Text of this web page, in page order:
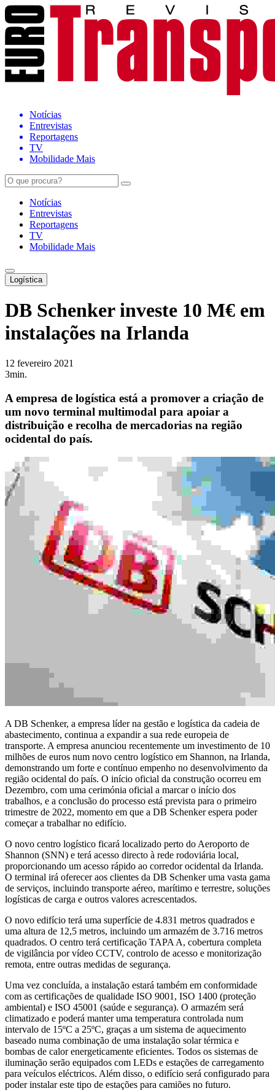
Notícias
Entrevistas
Reportagens
TV
Mobilidade Mais
Notícias
Entrevistas
Reportagens
TV
Mobilidade Mais
Logística
DB Schenker investe 10 M€ em
instalações na Irlanda
12 fevereiro 2021
3min.
A empresa de logística está a promover a criação de
um novo terminal multimodal para apoiar a
distribuição e recolha de mercadorias na região
ocidental do país.
A DB Schenker, a empresa líder na gestão e logística da cadeia de
abastecimento, continua a expandir a sua rede europeia de
transporte. A empresa anunciou recentemente um investimento de 10
milhões de euros num novo centro logístico em Shannon, na Irlanda,
demonstrando um forte e contínuo empenho no desenvolvimento da
região ocidental do país. O início oficial da construção ocorreu em
Dezembro, com uma cerimónia oficial a marcar o início dos
trabalhos, e a conclusão do processo está prevista para o primeiro
trimestre de 2022, momento em que a DB Schenker espera poder
começar a trabalhar no edifício.
O novo centro logístico ficará localizado perto do Aeroporto de
Shannon (SNN) e terá acesso directo à rede rodoviária local,
proporcionando um acesso rápido ao corredor ocidental da Irlanda.
O terminal irá oferecer aos clientes da DB Schenker uma vasta gama
de serviços, incluindo transporte aéreo, marítimo e terrestre, soluções
logísticas de carga e outros valores acrescentados.
O novo edifício terá uma superfície de 4.831 metros quadrados e
uma altura de 12,5 metros, incluindo um armazém de 3.716 metros
quadrados. O centro terá certificação TAPA A, cobertura completa
de vigilância por vídeo CCTV, controlo de acesso e monitorização
remota, entre outras medidas de segurança.
Uma vez concluída, a instalação estará também em conformidade
com as certificações de qualidade ISO 9001, ISO 1400 (proteção
ambiental) e ISO 45001 (saúde e segurança). O armazém será
climatizado e poderá manter uma temperatura controlada num
intervalo de 15ºC a 25ºC, graças a um sistema de aquecimento
baseado numa combinação de uma instalação solar térmica e
bombas de calor energeticamente eficientes. Todos os sistemas de
iluminação serão equipados com LEDs e estações de carregamento
para veículos eléctricos. Além disso, o edifício será configurado para
poder instalar este tipo de estações para camiões no futuro.